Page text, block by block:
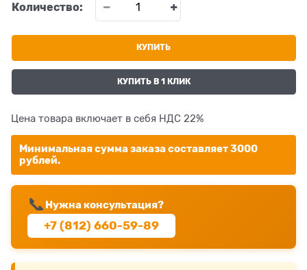
Количество:
КУПИТЬ
КУПИТЬ В 1 КЛИК
Цена товара включает в себя НДС 22%
Минимальная сумма заказа составляет 3000
рублей.
📞 Нужна консультация?
+7 (812) 660-59-89